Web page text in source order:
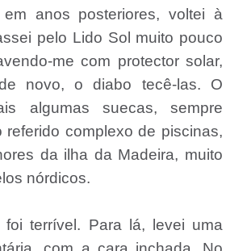
anos posteriores, voltei à
pelo Lido Sol muito pouco
me com protector solar,
novo, o diabo tecê-las. O
algumas suecas, sempre
referido complexo de piscinas,
da ilha da Madeira, muito
nórdicos.
foi terrível. Para lá, levei uma